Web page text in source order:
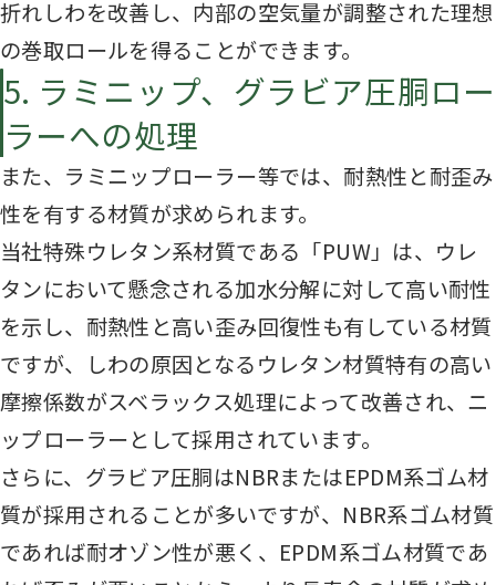
折れしわを改善し、内部の空気量が調整された理想
の巻取ロールを得ることができます。
5. ラミニップ、グラビア圧胴ロー
ラーへの処理
また、ラミニップローラー等では、耐熱性と耐歪み
性を有する材質が求められます。
当社特殊ウレタン系材質である「PUW」は、ウレ
タンにおいて懸念される加水分解に対して高い耐性
を示し、耐熱性と高い歪み回復性も有している材質
ですが、しわの原因となるウレタン材質特有の高い
摩擦係数がスベラックス処理によって改善され、ニ
ップローラーとして採用されています。
さらに、グラビア圧胴はNBRまたはEPDM系ゴム材
質が採用されることが多いですが、NBR系ゴム材質
であれば耐オゾン性が悪く、EPDM系ゴム材質であ